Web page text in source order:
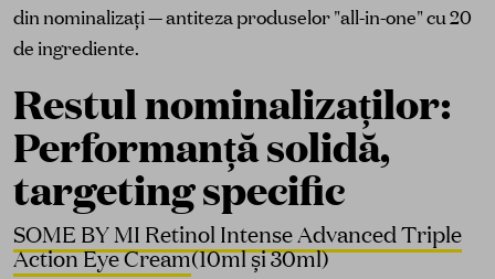
din nominalizați — antiteza produselor "all-in-one" cu 20
de ingrediente.
Restul nominalizaților:
Performanță solidă,
targeting specific
SOME BY MI Retinol Intense Advanced Triple
Action Eye Cream(10ml și 30ml)